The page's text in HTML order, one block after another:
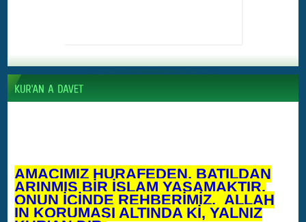
AMACIMIZ HURAFEDEN, BATILDAN
ARINMIŞ BİR İSLAM YAŞAMAKTIR.
ONUN İÇİNDE REHBERİMİZ, ALLAH
IN KORUMASI ALTINDA Kİ, YALNIZ